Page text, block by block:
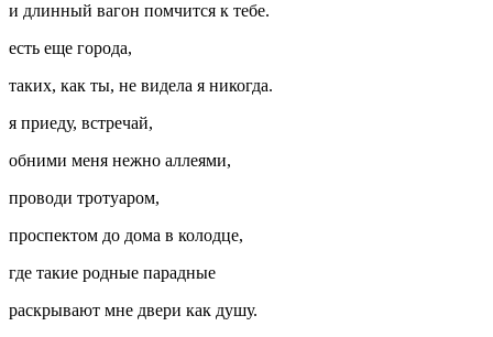
и длинный вагон помчится к тебе.
есть еще города,
таких, как ты, не видела я никогда.
я приеду, встречай,
обними меня нежно аллеями,
проводи тротуаром,
проспектом до дома в колодце,
где такие родные парадные
раскрывают мне двери как душу.